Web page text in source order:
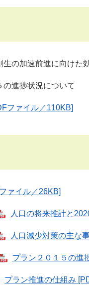
速前進に向けた効
捗状況について
ファイル／110KB]
ァイル／26KB]
人口の将来推計と
人口減少対策の主な
プラン２０１５の進
プラン推進の仕組み